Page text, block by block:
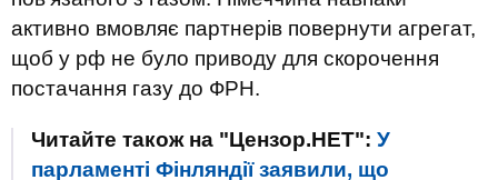
активно вмовляє партнерів повернути агрегат,
щоб у рф не було приводу для скорочення
постачання газу до ФРН.
Читайте також на "Цензор.НЕТ": У
парламенті Фінляндії заявили, що